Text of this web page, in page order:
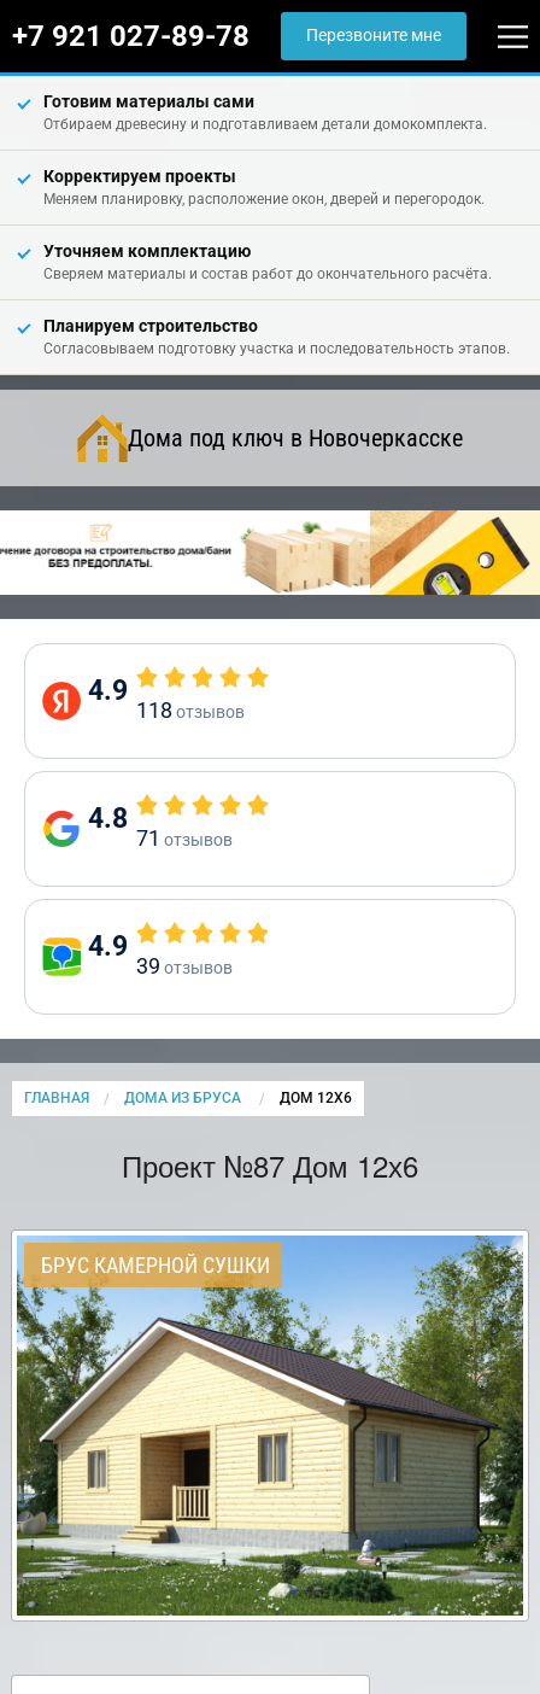
+7 921 027-89-78 Перезвоните мне
Готовим материалы сами
Отбираем древесину и подготавливаем детали домокомплекта.
Корректируем проекты
Меняем планировку, расположение окон, дверей и перегородок.
Уточняем комплектацию
Сверяем материалы и состав работ до окончательного расчёта.
Планируем строительство
Согласовываем подготовку участка и последовательность этапов.
Дома под ключ в Новочеркасске
4.9
118 отзывов
4.8
71 отзывов
4.9
39 отзывов
ГЛАВНАЯ ДОМА ИЗ БРУСА CURRENT:
ДОМ 12Х6
Проект №87 Дом 12х6
БРУС КАМЕРНОЙ СУШКИ